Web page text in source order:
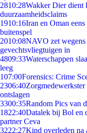
2810:28Wakker Dier dient
duurzaamheidsclaims
1910:16Iran en Oman
buitenspel
2010:08NAVO zet wegens
gevechtsvliegtuigen in
4809:33Waterschappen
leeg
107:00Forensics: Crime
2306:40
ontslagen
3300:35Random Pics van
1822:40Datalek bij Bol en
partner Ceva
3222:27Kind overleden na